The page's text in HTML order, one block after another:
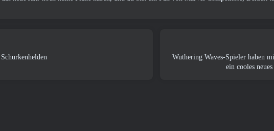
Wuthering Waves-Spieler haben
ein cooles